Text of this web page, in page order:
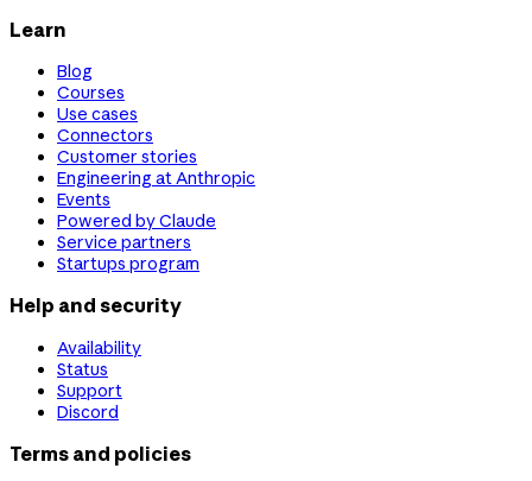
Learn
Blog
Courses
Use cases
Connectors
Customer stories
Engineering at Anthropic
Events
Powered by Claude
Service partners
Startups program
Help and security
Availability
Status
Support
Discord
Terms and policies